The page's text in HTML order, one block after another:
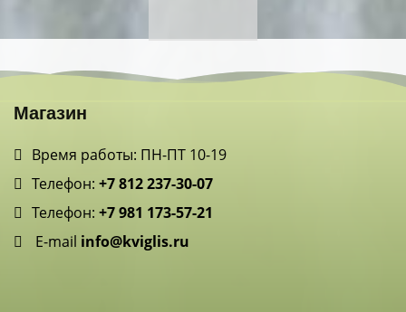
Магазин
Время работы: ПН-ПТ 10-19
Телефон: +7 812 237-30-07
Телефон: +7 981 173-57-21
E-mail info@kviglis.ru